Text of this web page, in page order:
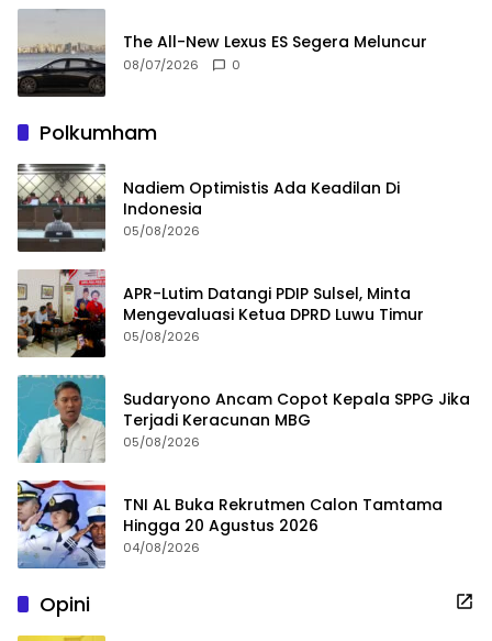
The All-New Lexus ES Segera Meluncur
08/07/2026 0
Polkumham
Nadiem Optimistis Ada Keadilan Di
Indonesia
05/08/2026
APR-Lutim Datangi PDIP Sulsel, Minta
Mengevaluasi Ketua DPRD Luwu Timur
05/08/2026
Sudaryono Ancam Copot Kepala SPPG Jika
Terjadi Keracunan MBG
05/08/2026
TNI AL Buka Rekrutmen Calon Tamtama
Hingga 20 Agustus 2026
04/08/2026
Opini